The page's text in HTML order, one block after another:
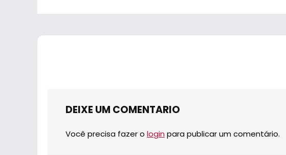
DEIXE UM COMENTARIO
Você precisa fazer o login para publicar um comentário.